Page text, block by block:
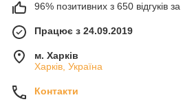
96% позитивних з 650 відгуків за
Працює з 24.09.2019
м. Харків
Харків, Україна
Контакти